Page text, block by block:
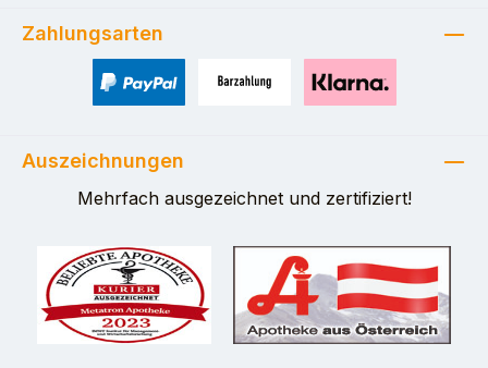
Zahlungsarten
Auszeichnungen
Mehrfach ausgezeichnet und zertifiziert!